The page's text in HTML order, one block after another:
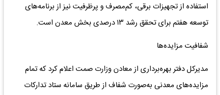
استفاده از تجهیزات برقی، کم‌مصرف و پرظرفیت نیز از برنامه‌های
توسعه هفتم برای تحقق رشد ۱۳ درصدی بخش معدن است.
شفافیت مزایده‌ها
مدیرکل دفتر بهره‌برداری از معادن وزارت صمت اعلام کرد که تمام
مزایده‌های معدنی به‌صورت شفاف از طریق سامانه ستاد تدارکات